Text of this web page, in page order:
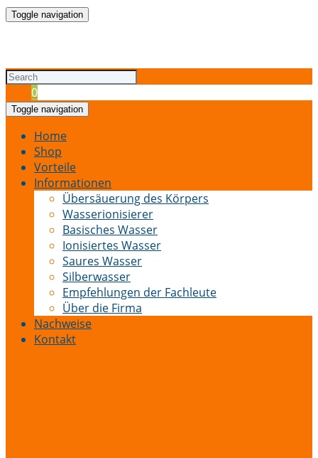
Toggle navigation
0
Toggle navigation
Home
Shop
Vorteile
Informationen
Übersäuerung des Körpers
Wasserionisierer
Basisches Wasser
Ionisiertes Wasser
Saures Wasser
Silberwasser
Empfehlungen der Fachleute
Über die Firma
Nachweise
Kontakt